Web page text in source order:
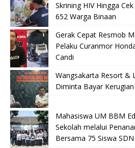
Skrining HIV Hingga
652 Warga Binaan
Gerak Cepat Resmob
Pelaku Curanmor
Candi
Wangsakarta Resort &
Diminta Bayar
Mahasiswa UM BBM
Sekolah melalui
Bersama 75 Siswa